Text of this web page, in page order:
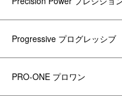
Progressive プログレッシブ
PRO-ONE プロワン